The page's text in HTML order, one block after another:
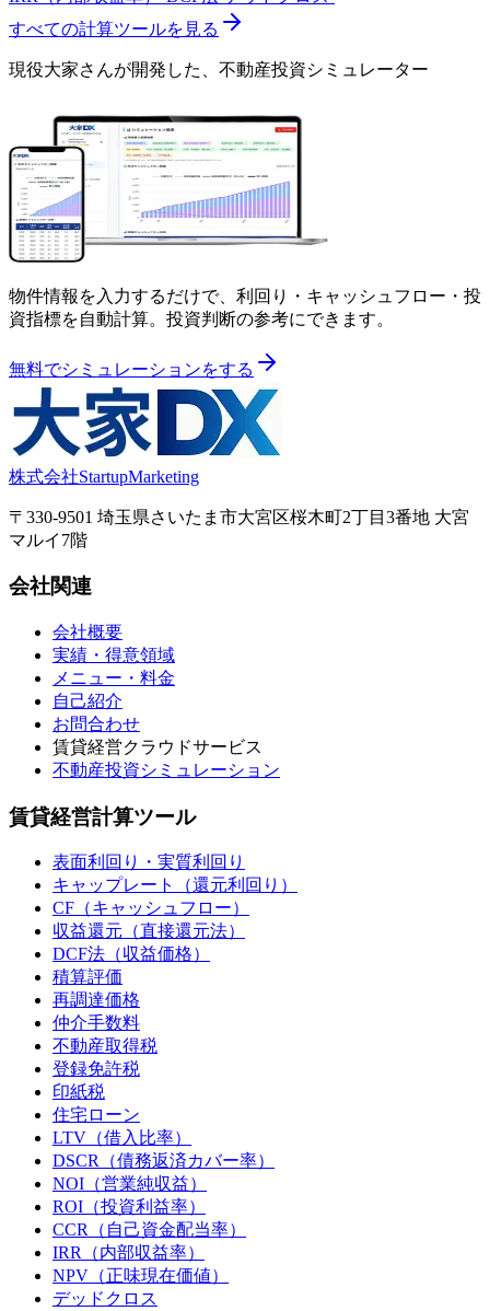
すべての計算ツールを見る
現役大家さんが開発した、 不動産投資シミュレーター
物件情報を入力するだけで、利回り・キャッシュフロー・投
資指標を自動計算。投資判断の参考にできます。
無料でシミュレーションをする
株式会社StartupMarketing
〒330-9501 埼玉県さいたま市大宮区桜木町2丁目3番地 大宮
マルイ7階
会社関連
会社概要
実績・得意領域
メニュー・料金
自己紹介
お問合わせ
賃貸経営クラウドサービス
不動産投資シミュレーション
賃貸経営計算ツール
表面利回り・実質利回り
キャップレート（還元利回り）
CF（キャッシュフロー）
収益還元（直接還元法）
DCF法（収益価格）
積算評価
再調達価格
仲介手数料
不動産取得税
登録免許税
印紙税
住宅ローン
LTV（借入比率）
DSCR（債務返済カバー率）
NOI（営業純収益）
ROI（投資利益率）
CCR（自己資金配当率）
IRR（内部収益率）
NPV（正味現在価値）
デッドクロス